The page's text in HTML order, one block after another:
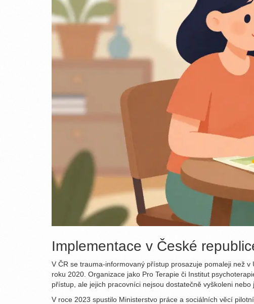
Implementace v České
V ČR se trauma-informovaný přístup prosazuje pomaleji než
roku 2020. Organizace jako Pro Terapie či Institut
přístup, ale jejich pracovníci nejsou dostatečně vyškoleni
V roce 2023 spustilo Ministerstvo práce a sociálních věcí